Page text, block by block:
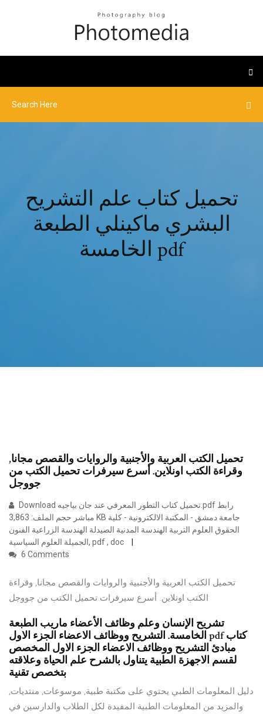
تحميل كتاب علم التشريح
البشري ماكينلي الطبعة
الخامسة pdf
تحميل الكتب العربية والأجنبية والروايات والقصص مجانا,
وقراءة الكتب اونلاين. أسرع سيرفرات تحميل الكتب من
جووجل
Download تحميل كتاب التطور المعرفي عند جان بياجيه.pdf رابط
مباشر حجم الملف: 3,863 KB جامعة دمشق - المكتبة الالكترونية - كلية
الحقوق العلوم التربية الهندسة المدنية الصيدلة الهندسة الزراعية الفنون
الجميلة العلوم السياسية, pdf , doc
6 Comments
تحميل الكتب العربية والأجنبية والروايات والقصص مجانا, وقراءة
الكتب اونلاين. أسرع سيرفرات تحميل الكتب من جووجل
تشريح الإنسان وعلم وظائف الأعضاء ماريب الطبعة
الخامسة. التشريح ووظائف الاعضاء الجزء الاول pdf كتاب
مبادئ التشريح ووظائف الاعضاء الجزء الاول المخصص
لقسم الاجهزة الطبية يتناول بالشرح علم الحياة وعلاقته
بتخصص تقنية
دليل المعلومات الطبي يحتوي على مكتبة طبية, موسوعات, منتديات,
والمزيد من المعلومات الطبية المفيدة لكل الطلاب والدارسين في